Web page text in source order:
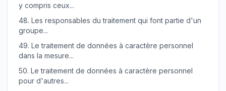
y compris ceux...
48. Les responsables du traitement qui font partie d'un
groupe...
49. Le traitement de données à caractère personnel
dans la mesure...
50. Le traitement de données à caractère personnel
pour d'autres...